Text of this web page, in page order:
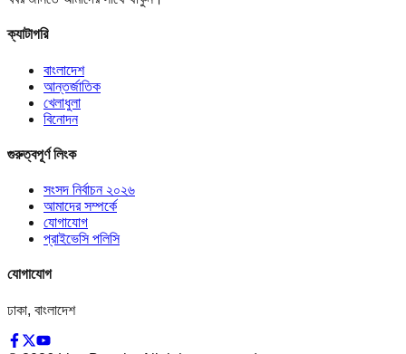
ক্যাটাগরি
বাংলাদেশ
আন্তর্জাতিক
খেলাধুলা
বিনোদন
গুরুত্বপূর্ণ লিংক
সংসদ নির্বাচন ২০২৬
আমাদের সম্পর্কে
যোগাযোগ
প্রাইভেসি পলিসি
যোগাযোগ
ঢাকা, বাংলাদেশ